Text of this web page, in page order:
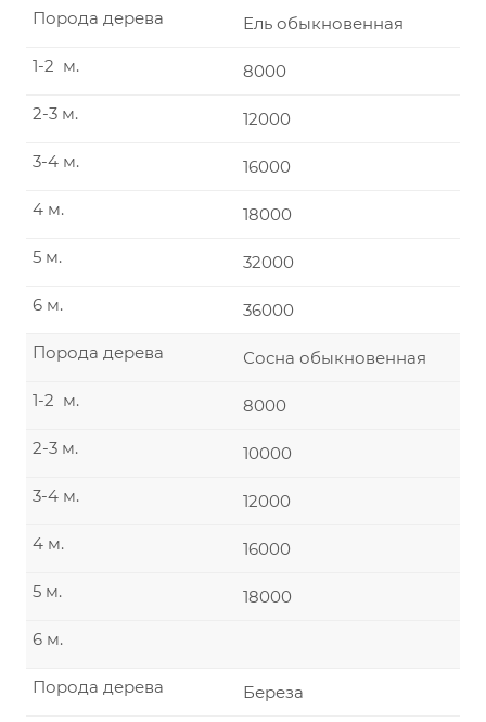
Ель обыкновенная
Порода дерева
8000
1-2 м.
12000
2-3 м.
16000
3-4 м.
18000
4 м.
32000
5 м.
36000
6 м.
Сосна обыкновенная
Порода дерева
8000
1-2 м.
10000
2-3 м.
12000
3-4 м.
16000
4 м.
18000
5 м.
6 м.
Береза
Порода дерева